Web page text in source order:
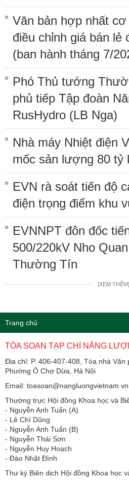
Văn bản hợp nhất
điều chỉnh giá bán lẻ
(ban hành tháng 7/
Phó Thủ tướng
phủ tiếp Tập đoàn
RusHydro (LB Nga)
Nhà máy Nhiệt điện
mốc sản lượng 80 tỷ
EVN rà soát tiến độ
điện trọng điểm khu
EVNNPT đôn đốc
500/220kV Nho
Thường Tín
[XEM THÊM]
Trang chủ
TÒA SOẠN TẠP CHÍ NĂNG
Địa chỉ: P. 406-407-408, Tòa nhà Văn
Phường Ô Chợ Dừa, Hà Nội
Email: toasoan@nangluongvietnam.vn
Thường trực Hội đồng Khoa học và
​​​​​​- Nguyễn Anh Tuấn (A)
- Lê Chí Dũng
- Nguyễn Anh Tuấn (B)
- Nguyễn Thái Sơn
- Nguyễn Huy Hoạch
- Đào Nhật Đình
Thư ký Biên dịch Hội đồng Khoa học